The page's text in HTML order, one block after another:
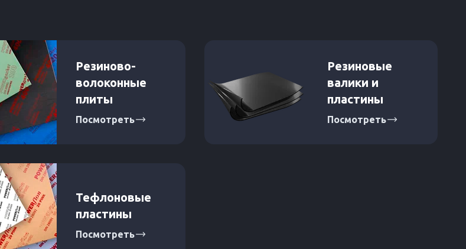
Резиново-
волоконные
плиты
Посмотреть
Резиновые
валики и
пластины
Посмотреть
Тефлоновые
пластины
Посмотреть